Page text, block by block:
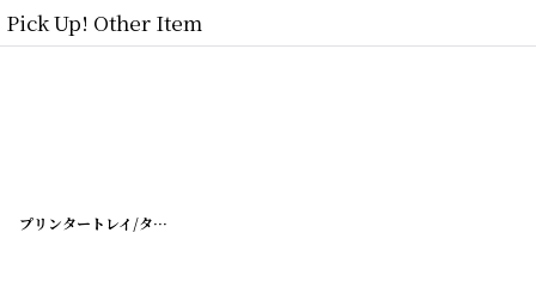
Pick Up! Other Item
プリンタートレイ/タイプトレイ